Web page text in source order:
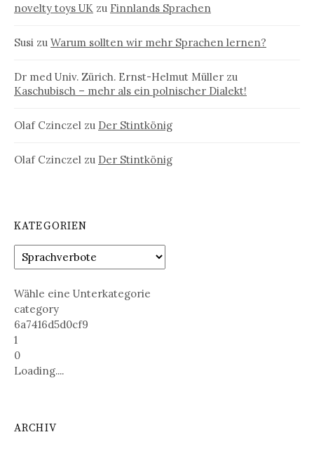
novelty toys UK zu Finnlands Sprachen
Susi zu Warum sollten wir mehr Sprachen lernen?
Dr med Univ. Zürich. Ernst-Helmut Müller zu
Kaschubisch – mehr als ein polnischer Dialekt!
Olaf Czinczel zu Der Stintkönig
Olaf Czinczel zu Der Stintkönig
KATEGORIEN
Wähle eine Unterkategorie
category
6a7416d5d0cf9
1
0
Loading....
ARCHIV